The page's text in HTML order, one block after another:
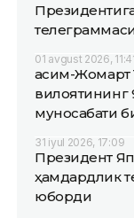
01 avgust 2026,
Қасим-Жомарт
вилоятининг
муносабати
31 iyul 2026, 17:09
Президент
ҳамдардлик
юборди